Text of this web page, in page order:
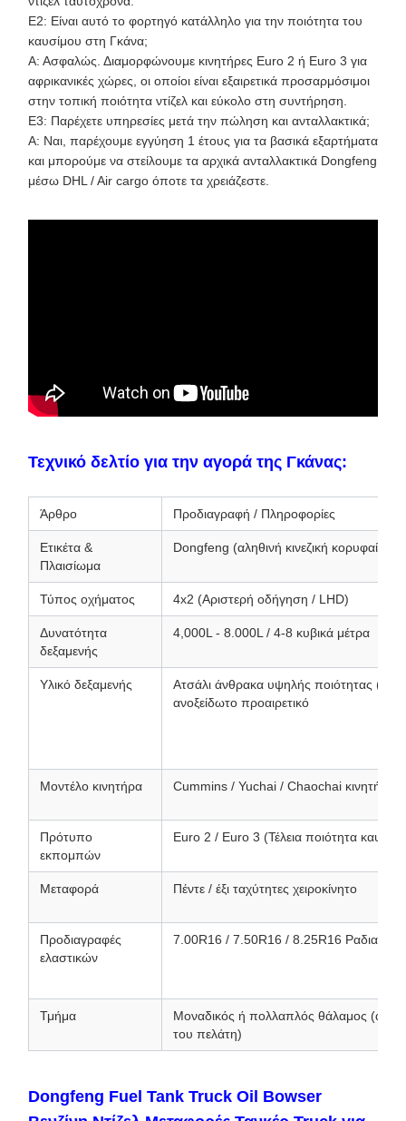
Ε2: Είναι αυτό το φορτηγό κατάλληλο για την ποιότητα του
καυσίμου στη Γκάνα;
Α: Ασφαλώς. Διαμορφώνουμε κινητήρες Euro 2 ή Euro 3 για
αφρικανικές χώρες, οι οποίοι είναι εξαιρετικά προσαρμόσιμοι
στην τοπική ποιότητα ντίζελ και εύκολο στη συντήρηση.
Ε3: Παρέχετε υπηρεσίες μετά την πώληση και ανταλλακτικά;
Α: Ναι, παρέχουμε εγγύηση 1 έτους για τα βασικά εξαρτήματα
και μπορούμε να στείλουμε τα αρχικά ανταλλακτικά Dongfeng
μέσω DHL / Air cargo όποτε τα χρειάζεστε.
Τεχνικό δελτίο για την αγορά της Γκάνας:
Άρθρο Προδιαγραφή / Πληροφορίες
Ετικέτα &
Πλαισίωμα
Dongfeng (αληθινή κινεζική κορυφαία
Τύπος οχήματος 4x2 (Αριστερή οδήγηση / LHD)
Δυνατότητα
δεξαμενής
4,000L - 8.000L / 4-8 κυβικά μέτρα
Υλικό δεξαμενής
Ατσάλι άνθρακα υψηλής ποιότητας
ανοξείδωτο προαιρετικό
Μοντέλο κινητήρα Cummins / Yuchai / Chaochai κινητήρας
Πρότυπο
εκπομπών
Euro 2 / Euro 3 (Τέλεια ποιότητα
Μεταφορά Πέντε / έξι ταχύτητες χειροκίνητο
Προδιαγραφές
ελαστικών
7.00R16 / 7.50R16 / 8.25R16 Ραδιακά
Τμήμα
Μοναδικός ή πολλαπλός θάλαμος
του πελάτη)
Dongfeng Fuel Tank Truck Oil Bowser